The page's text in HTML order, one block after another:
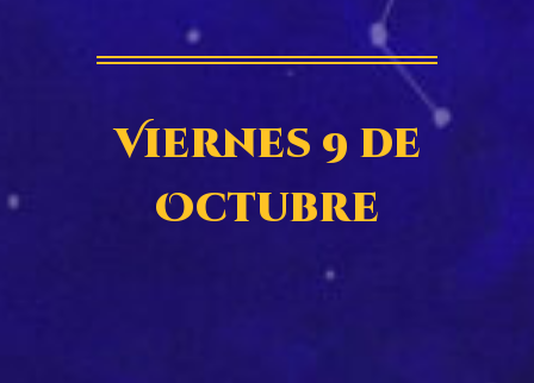
Viernes 9 de
Octubre